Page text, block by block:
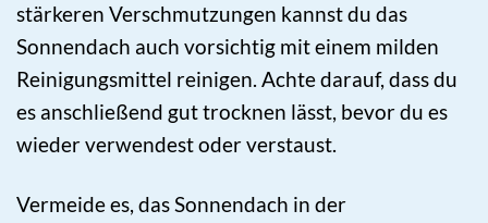
stärkeren Verschmutzungen kannst du das
Sonnendach auch vorsichtig mit einem milden
Reinigungsmittel reinigen. Achte darauf, dass du
es anschließend gut trocknen lässt, bevor du es
wieder verwendest oder verstaust.
Vermeide es, das Sonnendach in der